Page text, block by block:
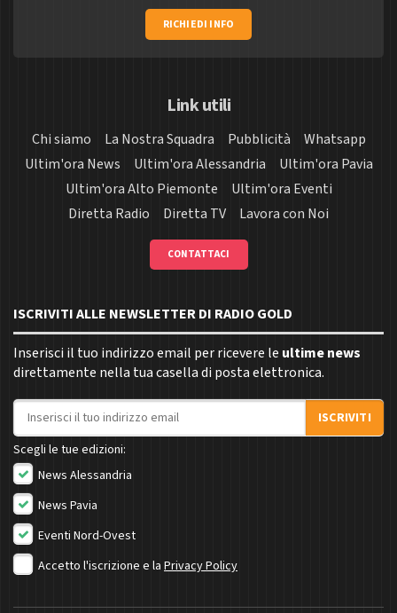
RICHIEDI INFO
Link utili
Chi siamo La Nostra Squadra Pubblicità
Whatsapp
Ultim'ora News
Ultim'ora Alessandria
Ultim'ora Pavia
Ultim'ora Alto Piemonte
Ultim'ora Eventi
Diretta Radio
Diretta TV Lavora con Noi
CONTATTACI
ISCRIVITI ALLE NEWSLETTER DI RADIO GOLD
Inserisci il tuo indirizzo email per ricevere le ultime news
direttamente nella tua casella di posta elettronica.
Indirizzo email
ISCRIVITI
Scegli le tue edizioni:
News Alessandria
News Pavia
Eventi Nord-Ovest
Accetto l'iscrizione e la Privacy Policy